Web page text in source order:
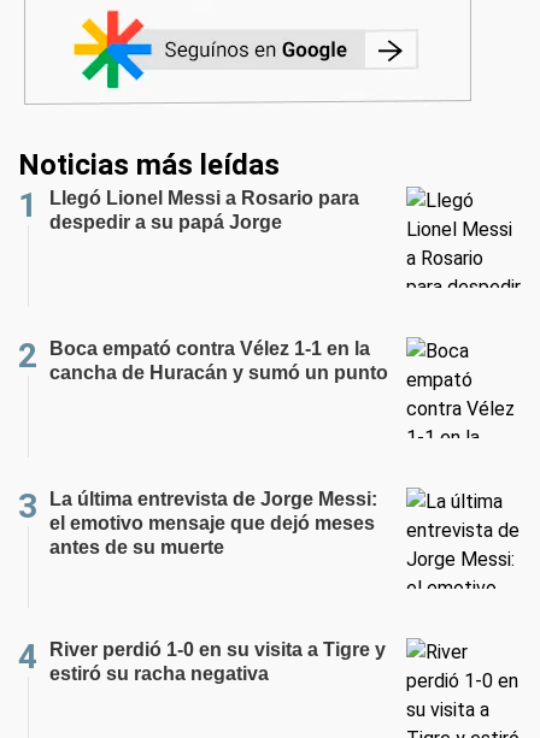
Noticias más leídas
Llegó Lionel Messi a Rosario para
despedir a su papá Jorge
Boca empató contra Vélez 1-1 en la
cancha de Huracán y sumó un punto
La última entrevista de Jorge Messi:
el emotivo mensaje que dejó meses
antes de su muerte
River perdió 1-0 en su visita a Tigre y
estiró su racha negativa